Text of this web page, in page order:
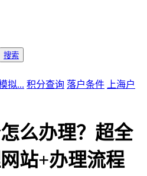
搜索
拟... 积分查询 落户条件
上海户
么办理？超全
站+办理流程